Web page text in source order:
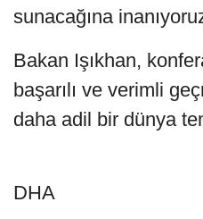
sunacağına
Bakan Işıkhan,
başarılı ve verimli
daha adil bir dünya
DHA